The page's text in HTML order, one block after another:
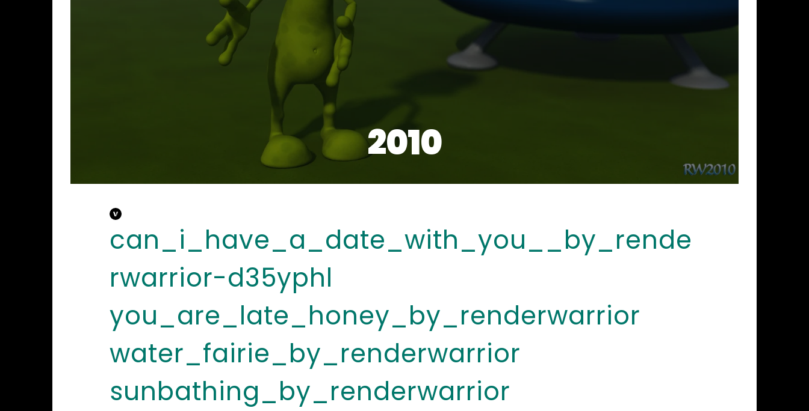
2010
can_i_have_a_date_with_you__by_rende
rwarrior-d35yphl
you_are_late_honey_by_renderwarrior
water_fairie_by_renderwarrior
sunbathing_by_renderwarrior